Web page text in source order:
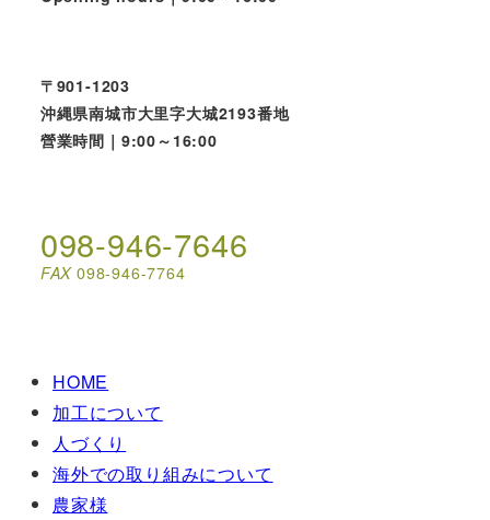
〒901-1203
沖縄県南城市大里字大城2193番地
營業時間｜9:00～16:00
098-946-7646
FAX098-946-7764
HOME
加工について
人づくり
海外での取り組みについて
農家様